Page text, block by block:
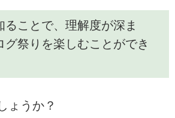
ることで、理解度が深ま
グ祭りを楽しむことができ
ょうか？